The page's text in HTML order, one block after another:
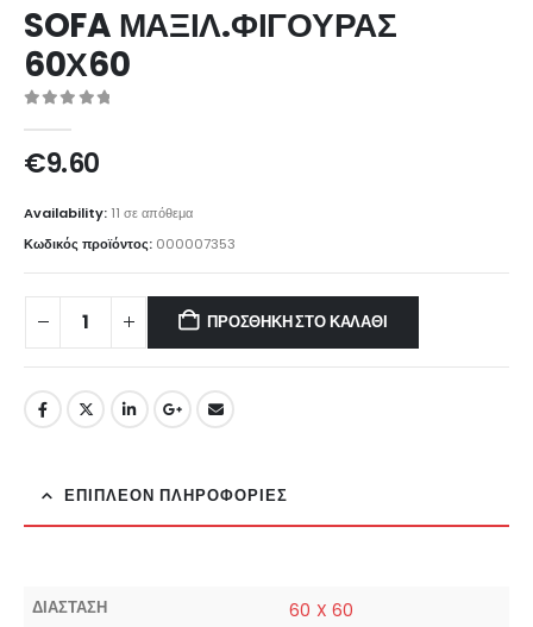
SOFA ΜΑΞΙΛ.ΦΙΓΟΥΡΑΣ
60Χ60
€9.60
Availability: 11 σε απόθεμα
Κωδικός προϊόντος: 000007353
ΠΡΟΣΘΉΚΗ ΣΤΟ ΚΑΛΆΘΙ
ΕΠΙΠΛΈΟΝ ΠΛΗΡΟΦΟΡΊΕΣ
ΔΙΑΣΤΑΣΗ 60 X 60